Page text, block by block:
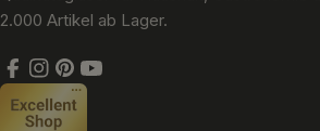
2.000 Artikel ab Lager.
Facebook
Instagram
Pinterest
YouTube